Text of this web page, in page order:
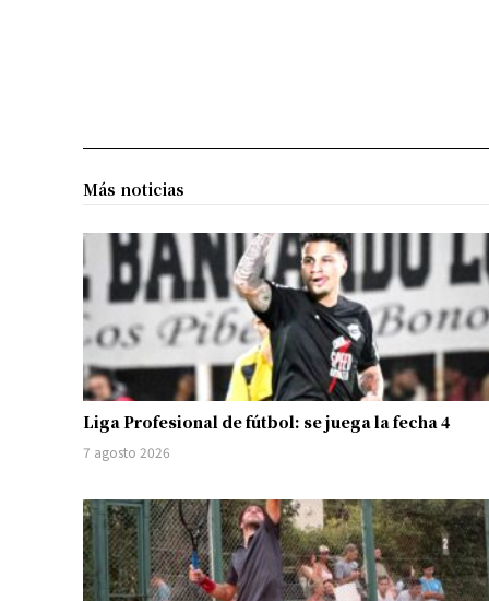
Más noticias
Liga Profesional de fútbol: se juega la fecha 4
7 agosto 2026